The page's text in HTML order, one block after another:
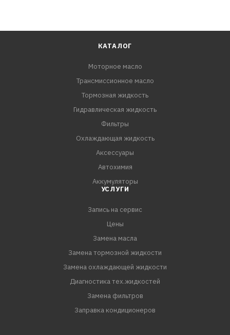
КАТАЛОГ
Моторное масло
Трансмиссионное масло
Тормозная жидкость
Гидравлическая жидкость
Фильтры
Охлаждающая жидкость
Аксессуары
Автохимия
Аккумуляторы
УСЛУГИ
Запись на сервис
Цены
Замена масла
Замена тормозной жидкости
Замена охлаждающей жидкости
Диагностика тех.жидкостей
Замена фильтров
Заправка кондиционеров